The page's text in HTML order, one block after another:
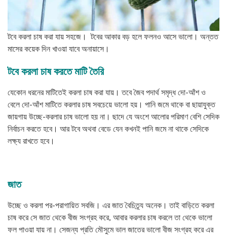
টবে করলা চাষ করা যায় সহজে। টবের আকার বড় হলে ফলনও আসে ভালো। অন্তত
মাসের কয়েক দিন খাওয়া যাবে অনায়াসে।
টবে করলা চাষ করতে মাটি তৈরি
যেকোন ধরনের মাটিতেই করলা চাষ করা যায়। তবে জৈব পদার্থ সমৃদ্ধ দো-আঁশ ও
বেলে দো-আঁশ মাটিতে করলার চাষ সবচেয়ে ভালো হয়। পানি জমে থাকে বা ছায়াযুক্ত
জায়গায় উচ্ছে-করলার চাষ ভালো হয় না। ছাদে যে অংশে আলোর পরিমাণ বেশি সেদিক
নির্বাচন করতে হবে। আর টবে অথবা বেডে যেন কখনই পানি জমে না থাকে সেদিকে
লক্ষ্য রাখতে হবে।
জাত
উচ্ছে ও করলা পর-পরাগায়িত সবজি। এর জাত বৈচিত্র্য অনেক। তাই বাড়িতে করলা
চাষ করে সে জাত থেকে বীজ সংগ্রহ করে, আবার করলার চাষ করলে তা থেকে ভালো
ফল পাওয়া যায় না। সেজন্য প্রতি মৌসুমে ভাল জাতের ভালো বীজ সংগ্রহ করে এর